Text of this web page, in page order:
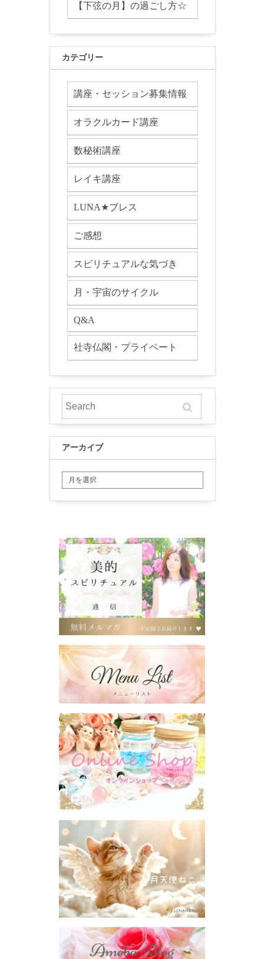
【下弦の月】の過ごし方☆
カテゴリー
講座・セッション募集情報
オラクルカード講座
数秘術講座
レイキ講座
LUNA★ブレス
ご感想
スピリチュアルな気づき
月・宇宙のサイクル
Q&A
社寺仏閣・プライベート
アーカイブ